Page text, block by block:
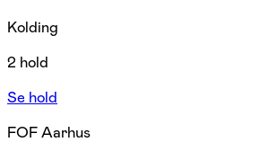
Kolding
2 hold
Se hold
FOF Aarhus